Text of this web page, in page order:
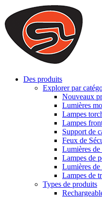
We use cookies to ensure that
on our website. By continuing
that cookies are used to help
to offer you a better
you can disable cookies, you
Des produits
Explorer par
Nouveaux
Lumières
Lampes
Lampes
Support de
Feux de
Lumières de
Lampes de
Lumières de
Lampes de
Types de produits